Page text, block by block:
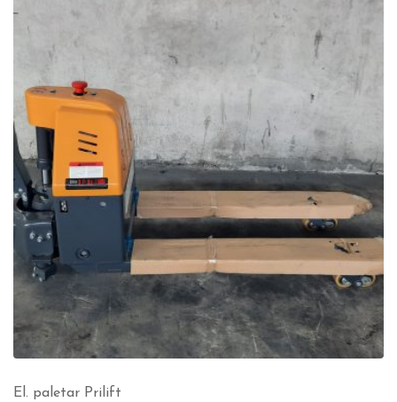
El. paletar Prilift